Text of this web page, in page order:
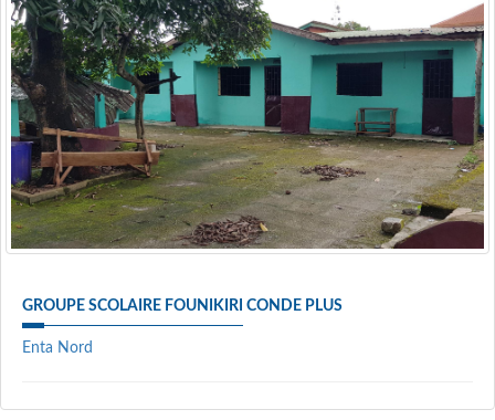
GROUPE SCOLAIRE FOUNIKIRI CONDE PLUS
Enta Nord